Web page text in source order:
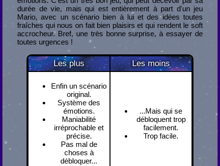
durée de vie, mais qui est entièrement à part d'un jeu
Mario, avec un scénario bien à lui et des idées toutes
fraîches qui nous on fait bien plaisirs et qui rendent le soft
accrocheur. Bref, une très bonne surprise, à essayer de
toutes urgences !
Les plus Les moins
Enfin un scénario
original.
Système des
émotions.
Maniabilité
irréprochable et
précise.
Pas mal de
choses à
débloquer...
...Mais qui se
débloquent trop
facilement.
Trop facile.